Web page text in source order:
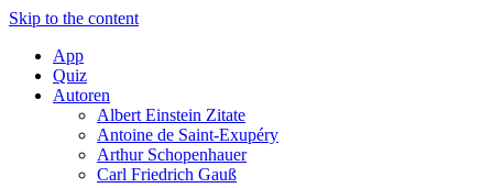
Skip to the content
App
Quiz
Autoren
Albert Einstein Zitate
Antoine de Saint-Exupéry
Arthur Schopenhauer
Carl Friedrich Gauß